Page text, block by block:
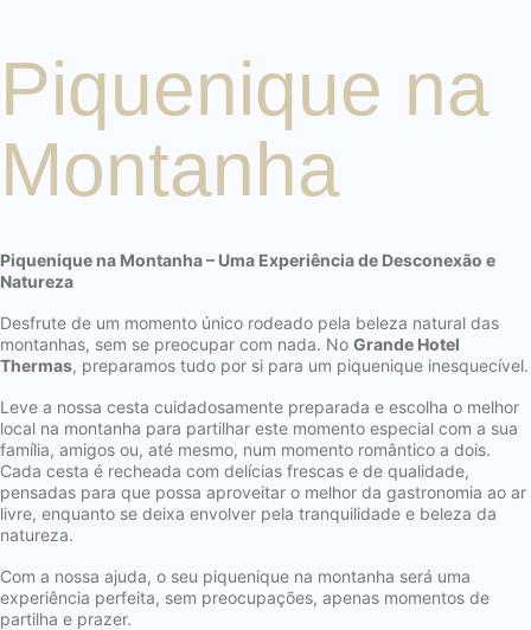
Piquenique na
Montanha
Piquenique na Montanha – Uma Experiência de Desconexão e
Natureza
Desfrute de um momento único rodeado pela beleza natural das
montanhas, sem se preocupar com nada. No Grande Hotel
Thermas, preparamos tudo por si para um piquenique inesquecível.
Leve a nossa cesta cuidadosamente preparada e escolha o melhor
local na montanha para partilhar este momento especial com a sua
família, amigos ou, até mesmo, num momento romântico a dois.
Cada cesta é recheada com delícias frescas e de qualidade,
pensadas para que possa aproveitar o melhor da gastronomia ao ar
livre, enquanto se deixa envolver pela tranquilidade e beleza da
natureza.
Com a nossa ajuda, o seu piquenique na montanha será uma
experiência perfeita, sem preocupações, apenas momentos de
partilha e prazer.